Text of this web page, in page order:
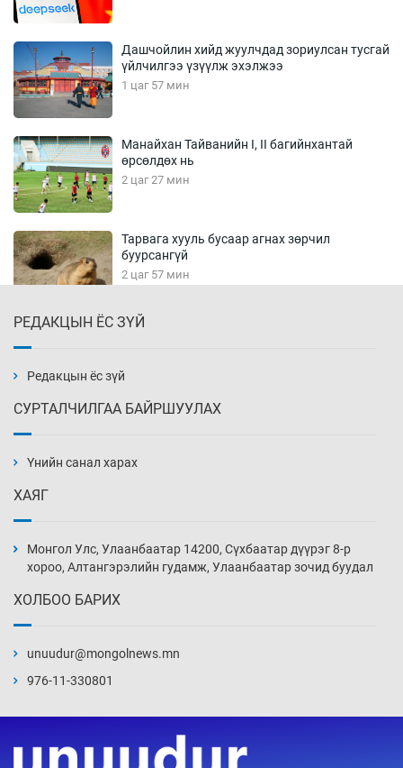
Дашчойлин хийд жуулчдад зориулсан тусгай
үйлчилгээ үзүүлж эхэлжээ
1 цаг 57 мин
Манайхан Тайванийн I, II багийнхантай
өрсөлдөх нь
2 цаг 27 мин
Тарвага хууль бусаар агнах зөрчил
буурсангүй
2 цаг 57 мин
3 цаг 27 мин
3 цаг 57 мин
4 цаг 27 мин
хэмжээг шинэчлэн тогтоох нь
5 цаг 27 мин
РЕДАКЦЫН ЁС ЗҮЙ
Редакцын ёс зүй
СУРТАЛЧИЛГАА БАЙРШУУЛАХ
Үнийн санал харах
ХАЯГ
Монгол Улс, Улаанбаатар 14200, Сүхбаатар дүүрэг 8-р
хороо, Алтангэрэлийн гудамж, Улаанбаатар зочид буудал
ХОЛБОО БАРИХ
unuudur@mongolnews.mn
976-11-330801